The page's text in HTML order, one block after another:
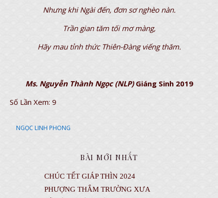
Nhưng khi Ngài đến, đơn sơ nghèo nàn.
Trần gian tăm tối mơ màng,
Hãy mau tỉnh thức Thiên-Đàng viếng thăm.
Ms. Nguyễn Thành Ngọc (NLP) Giáng Sinh 2019
Số Lần Xem: 9
NGỌC LINH PHONG
BÀI MỚI NHẤT
CHÚC TẾT GIÁP THÌN 2024
PHƯỢNG THẮM TRƯỜNG XƯA